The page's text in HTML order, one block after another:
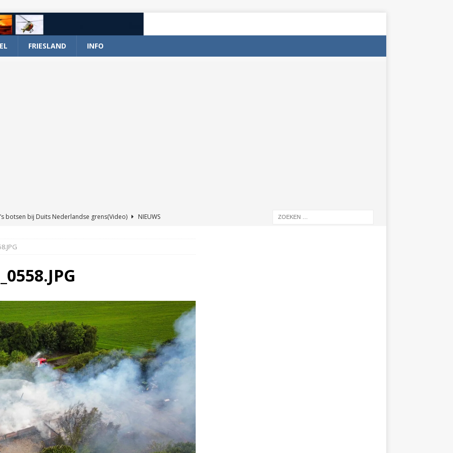
FRIESLAND INFO
botsen bij Duits Nederlandse grens(Video)
NIEUWS
en wagen met stro in de brand in Oosterhesselen(Video)
brand in Wijster(Video)
aangevaren op Schildmeer Steendam(Video) NIEUWS